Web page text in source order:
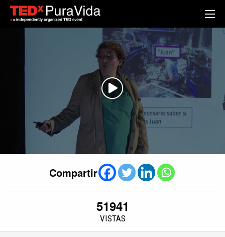
Compartir
51941
VISTAS